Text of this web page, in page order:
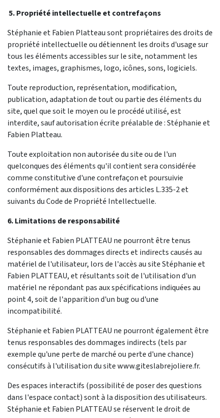
5. Propriété intellectuelle et contrefaçons
Stéphanie et Fabien Platteau sont propriétaires des droits de
propriété intellectuelle ou détiennent les droits d'usage sur
tous les éléments accessibles sur le site, notamment les
textes, images, graphismes, logo, icônes, sons, logiciels.
Toute reproduction, représentation, modification,
publication, adaptation de tout ou partie des éléments du
site, quel que soit le moyen ou le procédé utilisé, est
interdite, sauf autorisation écrite préalable de : Stéphanie et
Fabien Platteau.
Toute exploitation non autorisée du site ou de l'un
quelconques des éléments qu'il contient sera considérée
comme constitutive d'une contrefaçon et poursuivie
conformément aux dispositions des articles L.335-2 et
suivants du Code de Propriété Intellectuelle.
6. Limitations de responsabilité
Stéphanie et Fabien PLATTEAU ne pourront être tenus
responsables des dommages directs et indirects causés au
matériel de l'utilisateur, lors de l'accès au site Stéphanie et
Fabien PLATTEAU, et résultants soit de l'utilisation d'un
matériel ne répondant pas aux spécifications indiquées au
point 4, soit de l'apparition d'un bug ou d'une
incompatibilité.
Stéphanie et Fabien PLATTEAU ne pourront également être
tenus responsables des dommages indirects (tels par
exemple qu'une perte de marché ou perte d'une chance)
consécutifs à l'utilisation du site www.giteslabrejoliere.fr.
Des espaces interactifs (possibilité de poser des questions
dans l'espace contact) sont à la disposition des utilisateurs.
Stéphanie et Fabien PLATTEAU se réservent le droit de